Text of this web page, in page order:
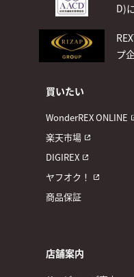
D)
プ
買いたい
WonderREX ONLINE
楽天市場
DIGIREX
ヤフオク！
商品保証
店舗案内